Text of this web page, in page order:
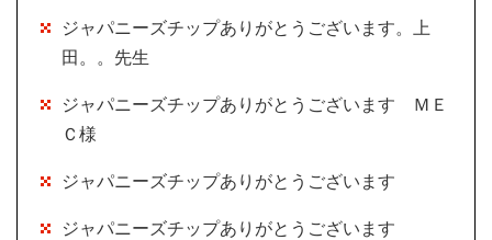
ジャパニーズチップありがとうございます。上
田。。先生
ジャパニーズチップありがとうございます ＭＥ
Ｃ様
ジャパニーズチップありがとうございます
ジャパニーズチップありがとうございます